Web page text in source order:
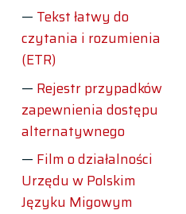
Tekst łatwy do
czytania i rozumienia
(ETR)
Rejestr przypadków
zapewnienia dostępu
alternatywnego
Film o działalności
Urzędu w Polskim
Języku Migowym